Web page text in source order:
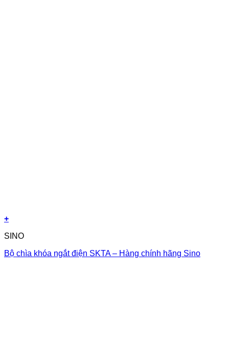
+
SINO
Bộ chìa khóa ngắt điện SKTA – Hàng chính hãng Sino